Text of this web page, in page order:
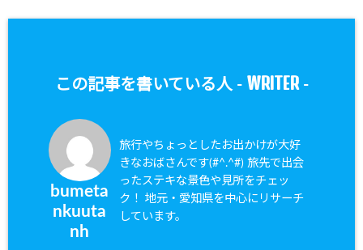
この記事を書いている人 - WRITER-
bumeta
nkuuta
nh
旅行やちょっとしたお出かけが大好
きなおばさんです(#^.^#) 旅先で出会
ったステキな景色や見所をチェッ
ク！ 地元・愛知県を中心にリサーチ
しています。